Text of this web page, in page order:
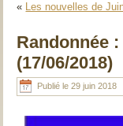
« Les nouvelles de
Randonnée
(17/06/2018)
Publié le 29 juin 2018